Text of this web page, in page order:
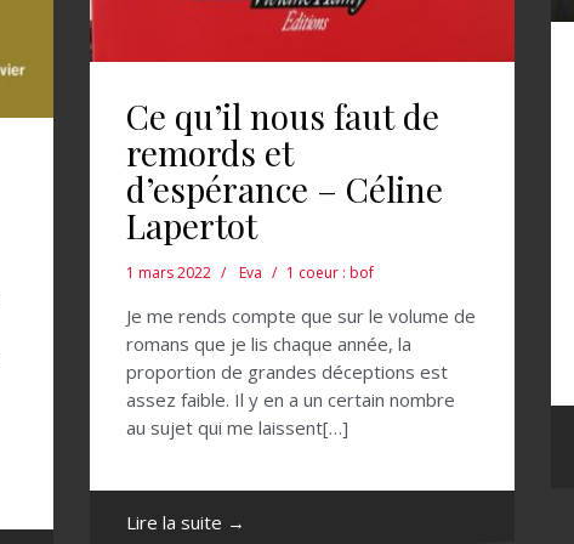
Ce qu’il nous faut de
remords et
d’espérance – Céline
Lapertot
1 mars 2022 Eva 1 coeur : bof
Je me rends compte que sur le volume de
romans que je lis chaque année, la
proportion de grandes déceptions est
assez faible. Il y en a un certain nombre
au sujet qui me laissent[…]
Lire la suite →